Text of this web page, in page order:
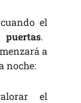
el
puertas.
a
noche:
el